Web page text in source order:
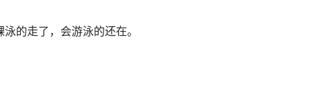
的走了，会游泳的还在。